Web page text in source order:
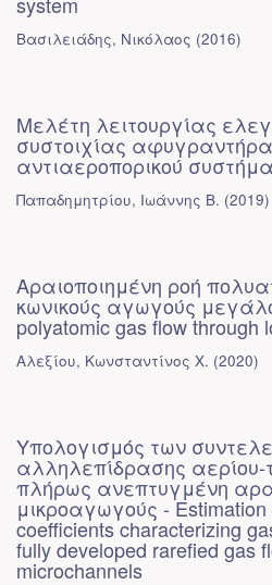
Βασιλειάδης, Νικόλαος (2016)
Μελέτη λειτουργίας
συστοιχίας
αντιαεροπορικού
Παπαδημητρίου, Ιωάννης Β. (2019)
Αραιοποιημένη ροή
κωνικούς αγωγούς
polyatomic gas flow through
Αλεξίου, Κωνσταντίνος Χ. (2020)
Υπολογισμός των
αλληλεπίδρασης
πλήρως ανεπτυγμένη
μικροαγωγούς - Estimation
coefficients characterizing
fully developed rarefied gas
microchannels